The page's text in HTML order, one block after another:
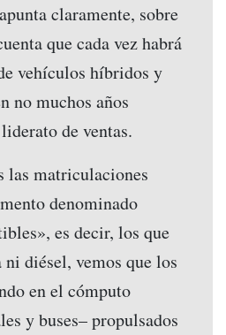
claramente, sobre
que cada vez habrá
vehículos híbridos y
no muchos años
de ventas.
las matriculaciones
denominado
es decir, los que
diésel, vemos que los
en el cómputo
y buses– propulsados